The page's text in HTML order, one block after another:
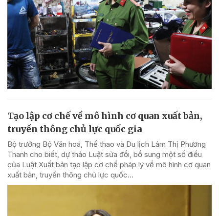
Tạo lập cơ chế về mô hình cơ quan xuất bản,
truyền thông chủ lực quốc gia
Bộ trưởng Bộ Văn hoá, Thể thao và Du lịch Lâm Thị Phương
Thanh cho biết, dự thảo Luật sửa đổi, bổ sung một số điều
của Luật Xuất bản tạo lập cơ chế pháp lý về mô hình cơ quan
xuất bản, truyền thông chủ lực quốc...